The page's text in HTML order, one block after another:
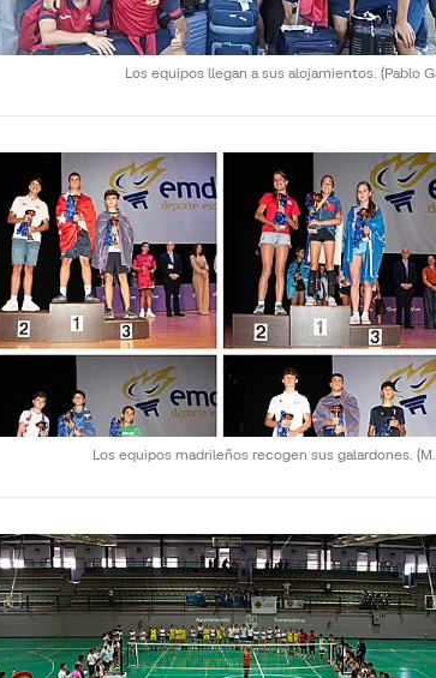
Los equipos llegan a sus alojamientos. (Pablo
Los equipos madrileños recogen sus galardones.